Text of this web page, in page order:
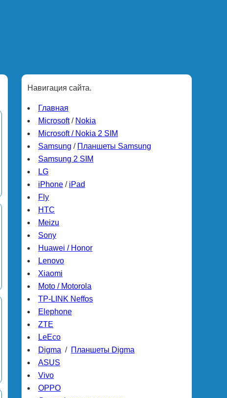
Навигация сайта.
Главная
Microsoft/ Nokia
Microsoft / Nokia 2 SIM
Samsung / Планшеты Samsung
Samsung 2 SIM
LG
iPhone / iPad
Fly
HTC
Meizu
Sony
Huawei / Honor
Lenovo
Xiaomi
Moto / Motorola
TP-LINK Neffos
Elephone
ZTE
LeEco
Digma / Планшеты Digma
ASUS
Vivo
OPPO